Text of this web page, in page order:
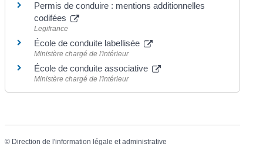
Permis de conduire : mentions additionnelles
codifées
Legifrance
École de conduite labellisée
Ministère chargé de l'intérieur
École de conduite associative
Ministère chargé de l'intérieur
© Direction de l'information légale et administrative